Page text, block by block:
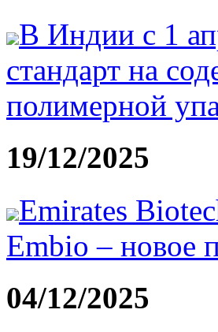
В Индии с 1
стандарт на
полимерной
19/12/2025
Emirates
Embio – новое
04/12/2025